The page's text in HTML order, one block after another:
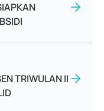
TRIWULAN II